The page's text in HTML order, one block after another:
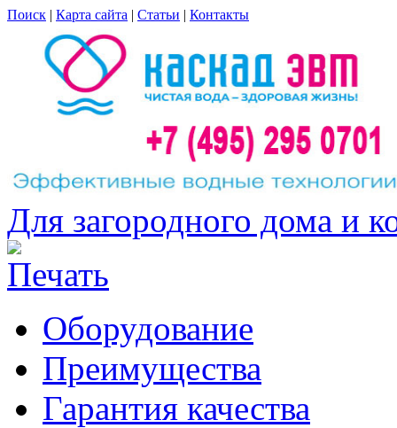
Поиск | Карта сайта | Статьи | Контакты
Для загородного дома и
Оборудование
Преимущества
Гарантия качества